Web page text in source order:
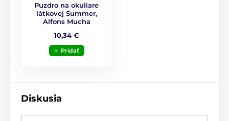
Puzdro na okuliare
látkovej Summer,
Alfons Mucha
10,34 €
Pridať
Diskusia